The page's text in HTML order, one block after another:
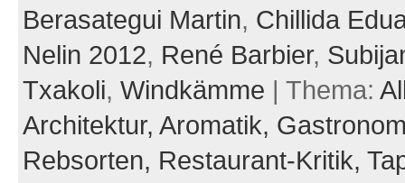
Berasategui Martin, Chillida
Nelin 2012, René Barbier,
Txakoli, Windkämme | Thema:
Architektur, Aromatik,
Rebsorten, Restaurant-Kritik,